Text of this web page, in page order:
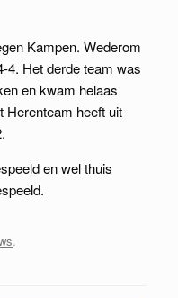
Kampen. Wederom
4. Het derde team was
en kwam helaas
Herenteam heeft uit
en wel thuis
.